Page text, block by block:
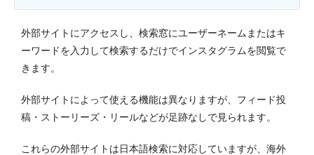
外部サイトにアクセスし、検索窓にユーザーネームまたはキ
ーワードを入力して検索するだけでインスタグラムを閲覧で
きます。
外部サイトによって使える機能は異なりますが、フィード投
稿・ストーリーズ・リールなどが足跡なしで見られます。
これらの外部サイトは日本語検索に対応していますが、海外